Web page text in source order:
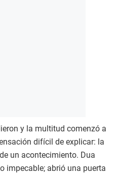
y la multitud comenzó a
difícil de explicar: la
un acontecimiento. Dua
impecable; abrió una puerta